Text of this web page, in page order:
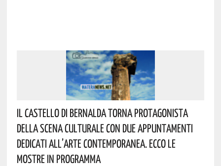
Il Castello Di Bernalda Torna Protagonista
Della Scena Culturale Con Due Appuntamenti
Dedicati All’arte Contemporanea. Ecco Le
Mostre In Programma